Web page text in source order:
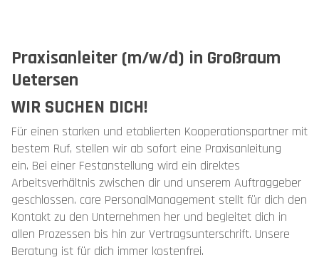
Praxisanleiter (m/w/d) in Großraum
Uetersen
WIR SUCHEN DICH!
Für einen starken und etablierten Kooperationspartner mit
bestem Ruf, stellen wir ab sofort eine Praxisanleitung
ein. Bei einer Festanstellung wird ein direktes
Arbeitsverhältnis zwischen dir und unserem Auftraggeber
geschlossen. care PersonalManagement stellt für dich den
Kontakt zu den Unternehmen her und begleitet dich in
allen Prozessen bis hin zur Vertragsunterschrift. Unsere
Beratung ist für dich immer kostenfrei.